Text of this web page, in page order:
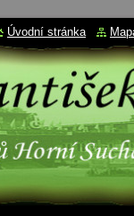
Úvodní stránka